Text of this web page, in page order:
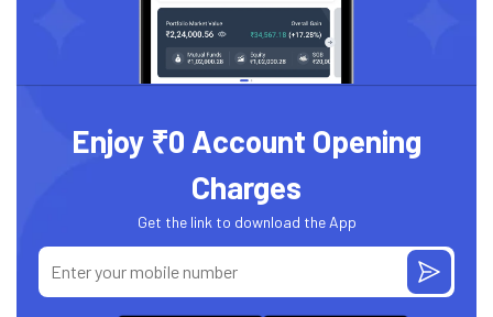
Enjoy ₹0 Account Opening
Charges
Get the link to download the App